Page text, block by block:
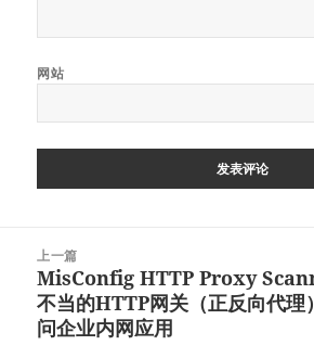
网站
上一篇
上
篇
文
MisConfig HTTP Proxy
不当的HTTP网关（正反向代理
问企业内网应用